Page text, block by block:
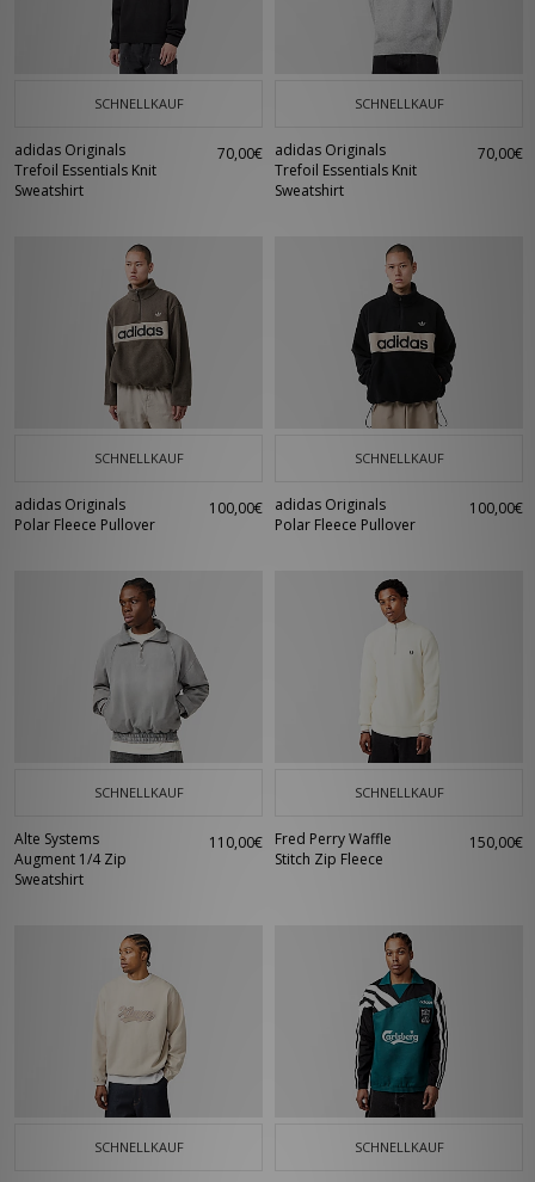
SCHNELLKAUF
adidas Originals
Trefoil Essentials Knit
Sweatshirt
70,00€
SCHNELLKAUF
adidas Originals
Trefoil Essentials Knit
Sweatshirt
70,00€
SCHNELLKAUF
adidas Originals
Polar Fleece Pullover
100,00€
SCHNELLKAUF
adidas Originals
Polar Fleece Pullover
100,00€
SCHNELLKAUF
Alte Systems
Augment 1/4 Zip
Sweatshirt
110,00€
SCHNELLKAUF
Fred Perry Waffle
Stitch Zip Fleece
150,00€
SCHNELLKAUF SCHNELLKAUF